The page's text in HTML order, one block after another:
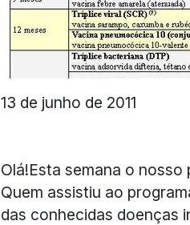
13 de junho de 2011
Olá!Esta semana o
Quem assistiu ao
das conhecidas doenças